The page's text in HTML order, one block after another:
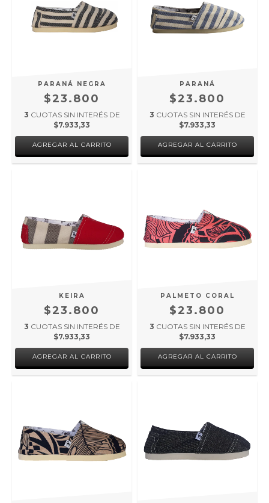
PARANÁ NEGRA
$23.800
3 CUOTAS SIN INTERÉS DE
$7.933,33
AGREGAR AL CARRITO
PARANÁ
$23.800
3 CUOTAS SIN INTERÉS DE
$7.933,33
AGREGAR AL CARRITO
KEIRA
$23.800
3 CUOTAS SIN INTERÉS DE
$7.933,33
AGREGAR AL CARRITO
PALMETO CORAL
$23.800
3 CUOTAS SIN INTERÉS DE
$7.933,33
AGREGAR AL CARRITO